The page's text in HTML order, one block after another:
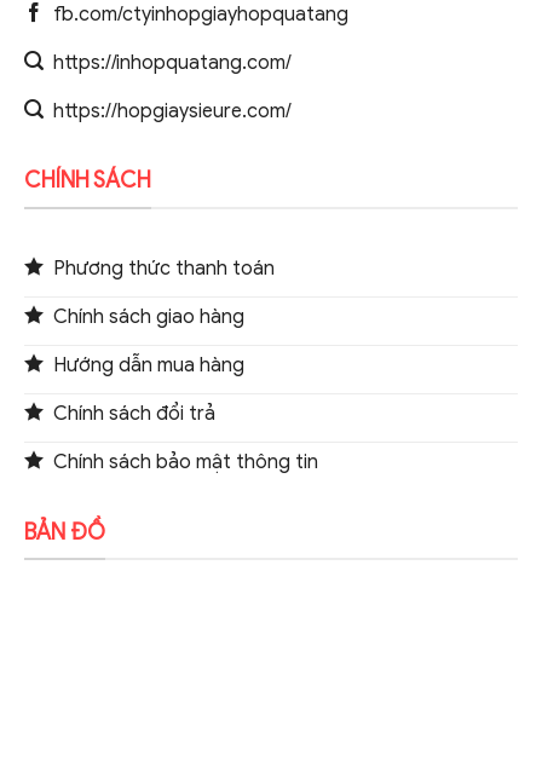
fb.com/ctyinhopgiayhopquatang
https://inhopquatang.com/
https://hopgiaysieure.com/
CHÍNH SÁCH
Phương thức thanh toán
Chính sách giao hàng
Hướng dẫn mua hàng
Chính sách đổi trả
Chính sách bảo mật thông tin
BẢN ĐỒ